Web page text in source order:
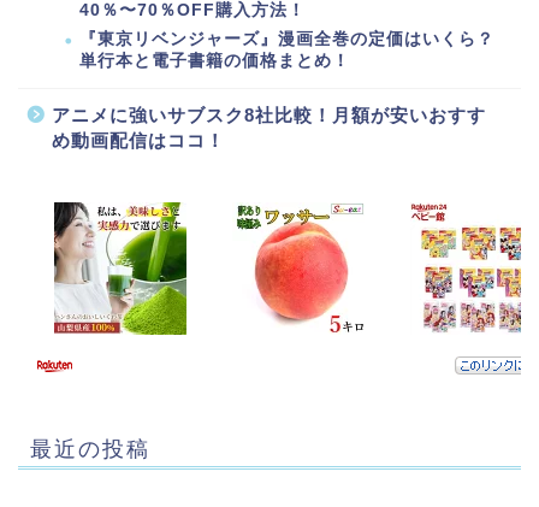
40％〜70％OFF購入方法！
『東京リベンジャーズ』漫画全巻の定価はいくら？
単行本と電子書籍の価格まとめ！
アニメに強いサブスク8社比較！月額が安いおすす
め動画配信はココ！
最近の投稿